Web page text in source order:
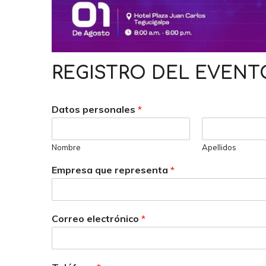
REGISTRO DEL
Datos personales *
Nombre Apellidos
Empresa que representa *
Correo electrónico *